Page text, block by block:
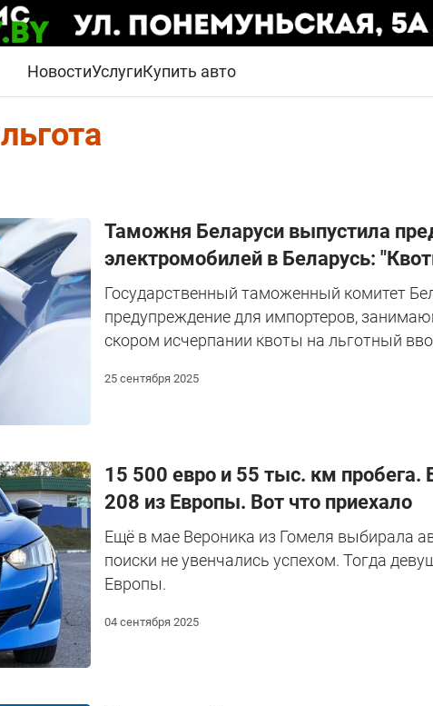
НовостиУслугиКупить авто
льгота
Таможня Беларуси выпустила
электромобилей в Беларусь:
Государственный таможенный комитет
предупреждение для импортеров,
скором исчерпании квоты на льготный
25 сентября 2025
15 500 евро и 55 тыс. км пробега.
208 из Европы. Вот что приехало
Ещё в мае Вероника из Гомеля выбирала
поиски не увенчались успехом. Тогда
Европы.
04 сентября 2025